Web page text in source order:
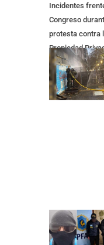
Incidentes
Congreso
protesta contra
Propiedad
detenidos y
enfrentamientos